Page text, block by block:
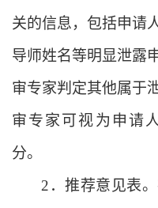
关的信息，包括申请
导师姓名等明显泄露
审专家判定其他属于
审专家可视为申请
分。
2．推荐意见表